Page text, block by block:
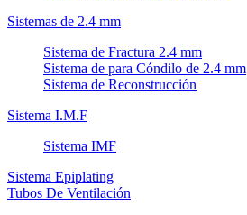
Sistemas de 2.4 mm
Sistema de Fractura 2.4 mm
Sistema de para Cóndilo de 2.4 mm
Sistema de Reconstrucción
Sistema I.M.F
Sistema IMF
Sistema Epiplating
Tubos De Ventilación